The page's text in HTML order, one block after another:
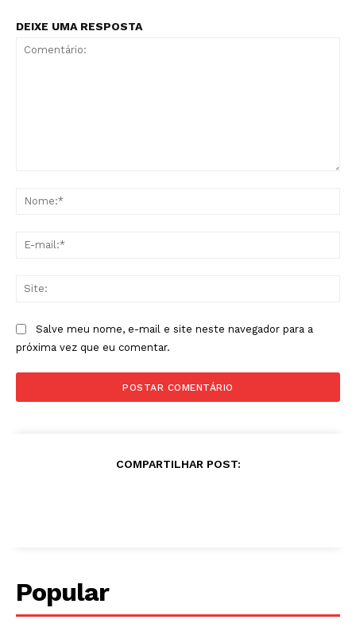
DEIXE UMA RESPOSTA
Salve meu nome, e-mail e site neste navegador para a
próxima vez que eu comentar.
COMPARTILHAR POST:
Popular